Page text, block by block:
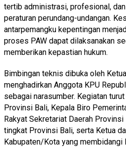
tertib administrasi, profesional,
peraturan perundang-undangan.
antarpemangku kepentingan
proses PAW dapat dilaksanakan
memberikan kepastian hukum.
Bimbingan teknis dibuka oleh
menghadirkan Anggota KPU
sebagai narasumber. Kegiatan
Provinsi Bali, Kepala Biro
Rakyat Sekretariat Daerah
tingkat Provinsi Bali, serta Ketua
Kabupaten/Kota yang membidangi